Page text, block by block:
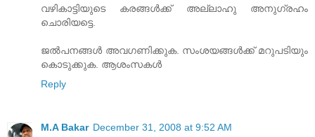
വഴികാട്ടിയുടെ കരങ്ങള്‍ക്ക്‌ അല്ലാഹു അനുഗ്രഹം
ചൊരിയട്ടെ.
ജല്‍പനങ്ങള്‍ അവഗണിക്കുക. സംശയങ്ങള്‍ക്ക്‌ മറുപടിയും
കൊടുക്കുക. ആശംസകള്‍
Reply
M.A Bakar December 31, 2008 at 9:52 AM